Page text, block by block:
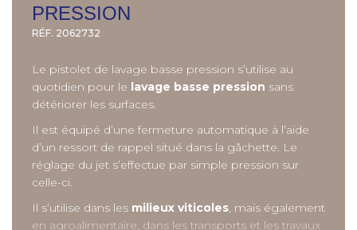
PRESSION
RÉF. 2062732
Le pistolet de lavage basse pression s’utilise au
quotidien pour le lavage basse pression sans
détériorer les surfaces.
Il est équipé d’une fermeture automatique à l’aide
d’un ressort de rappel situé dans la gâchette. Le
réglage du jet s’effectue par simple pression sur
celle-ci.
Il s’utilise dans les milieux viticoles, mais également
en agroalimentaire, dans les transports et les travaux